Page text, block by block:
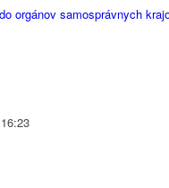
orgánov samosprávnych